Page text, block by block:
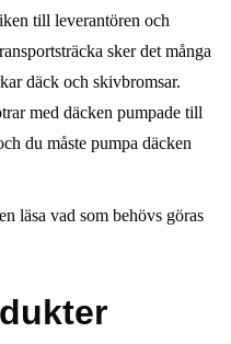
till leverantören och
sker det många
däck och skivbromsar.
med däcken pumpade till
du måste pumpa däcken
läsa vad som behövs göras